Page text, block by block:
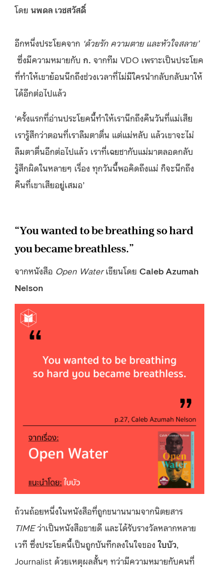
โดย นพดล เวชสวัสดิ์
อีกหนึ่งประโยคจาก ‘ด้วยรัก ความตาย และหัวใจสลาย’
ซึ่งมีความหมายกับ ก. จากทีม VDO เพราะเป็นประโยค
ที่ทำให้เขาย้อนนึกถึงช่วงเวลาที่ไม่มีใครนำกลับกลับมาให้
ได้อีกต่อไปแล้ว
‘ครั้งแรกที่อ่านประโยคนี้ทำให้เรานึกถึงคืนวันที่แม่เสีย
เรารู้สึกว่าตอนที่เราลืมตาตื่น แต่แม่หลับ แล้วเขาจะไม่
ลืมตาตื่นอีกต่อไปแล้ว เราที่เฉยชากับแม่มาตลอดกลับ
รู้สึกผิดในหลายๆ เรื่อง ทุกวันนี้พอคิดถึงแม่ ก็จะนึกถึง
คืนที่เขาเสียอยู่เสมอ’
“You wanted to be breathing so hard
you became breathless.”
จากหนังสือ Open Waterเขียนโดย Caleb Azumah
Nelson
ถ้วนถ้อยหนึ่งในหนังสือที่ถูกขนานนามจากนิตยสาร
TIMEว่าเป็นหนังสือขายดี และได้รับรางวัลหลากหลาย
เวที ซึ่งประโยคนี้เป็นถูกบันทึกลงในใจของใบบัว
Journalist ด้วยเหตุผลสั้นๆ ทว่ามีความหมายกับคนที่